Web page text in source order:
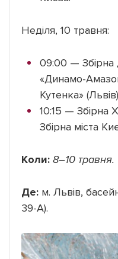
Неділя, 10 травня:
09:00 — Збірна
«Динамо-
Кутенка»
10:15 — Збірна
Збірна міста
Коли: 8–10 травня.
Де: м. Львів,
39-А).